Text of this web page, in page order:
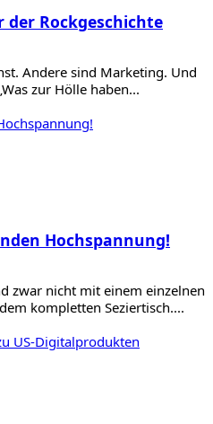
der Rockgeschichte
Andere sind Marketing. Und
zur Hölle haben...
Hochspannung!
zwar nicht mit einem einzelnen
kompletten Seziertisch....
US-Digitalprodukten